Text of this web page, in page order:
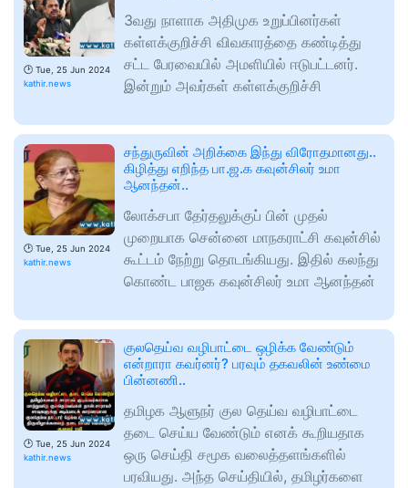
🕑 Tue, 25 Jun 2024
kathir.news
3வது நாளாக அதிமுக உறுப்பினர்கள்
கள்ளக்குறிச்சி விவகாரத்தை கண்டித்து
சட்ட பேரவையில் அமளியில் ஈடுபட்டனர்.
இன்றும் அவர்கள் கள்ளக்குறிச்சி
🕑 Tue, 25 Jun 2024
kathir.news
சந்துருவின் அறிக்கை இந்து விரோதமானது..
கிழித்து எறிந்த பா.ஜ.க கவுன்சிலர் உமா
ஆனந்தன்..
லோக்சபா தேர்தலுக்குப் பின் முதல்
முறையாக சென்னை மாநகராட்சி கவுன்சில்
கூட்டம் நேற்று தொடங்கியது. இதில் கலந்து
கொண்ட பாஜக கவுன்சிலர் உமா ஆனந்தன்
🕑 Tue, 25 Jun 2024
kathir.news
குலதெய்வ வழிபாட்டை ஒழிக்க வேண்டும்
என்றாரா கவர்னர்? பரவும் தகவலின் உண்மை
பின்னணி..
தமிழக ஆளுநர் குல தெய்வ வழிபாட்டை
தடை செய்ய வேண்டும் எனக் கூறியதாக
ஒரு செய்தி சமூக வலைத்தளங்களில்
பரவியது. அந்த செய்தியில், தமிழர்களை